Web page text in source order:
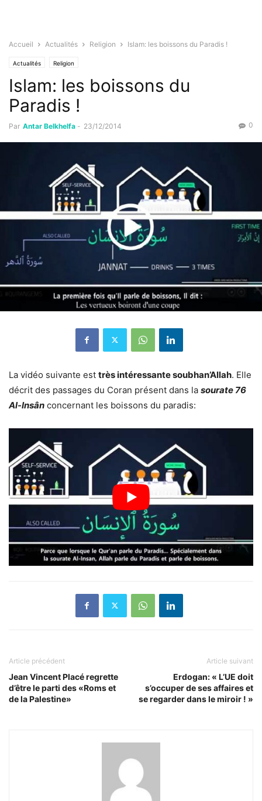
Accueil Actualités Religion Islam: les boissons du Paradis !
Actualités Religion
Islam: les boissons du
Paradis !
Par Antar Belkhelfa - 23/12/2014 0
La vidéo suivante est très intéressante soubhan’Allah. Elle
décrit des passages du Coran présent dans la sourate 76
Al-Insân concernant les boissons du paradis:
Article précédent
Jean Vincent Placé regrette
d’être le parti des «Roms et
de la Palestine»
Article suivant
Erdogan: « L’UE doit
s’occuper de ses affaires et
se regarder dans le miroir ! »